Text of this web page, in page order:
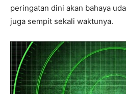
peringatan dini akan bahaya
juga sempit sekali waktunya.